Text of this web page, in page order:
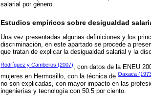
salarial por género.
Estudios empíricos sobre desigualdad
Una vez presentadas algunas definiciones y los
discriminación, en este apartado se procede a
que tratan de explicar la desigualdad salarial y la
Rodríguez y Camberos (2007), con datos de la ENEU
mujeres en Hermosillo, con la técnica de Oaxaca
no son explicadas, con mayor impacto en las
ingenierías y tecnología con 50.5 por ciento.